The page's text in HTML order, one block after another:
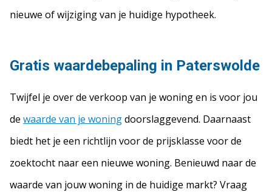
nieuwe of wijziging van je huidige hypotheek.
Gratis waardebepaling in Paterswolde
Twijfel je over de verkoop van je woning en is voor jou
de waarde van je woningdoorslaggevend. Daarnaast
biedt het je een richtlijn voor de prijsklasse voor de
zoektocht naar een nieuwe woning. Benieuwd naar de
waarde van jouw woning in de huidige markt? Vraag